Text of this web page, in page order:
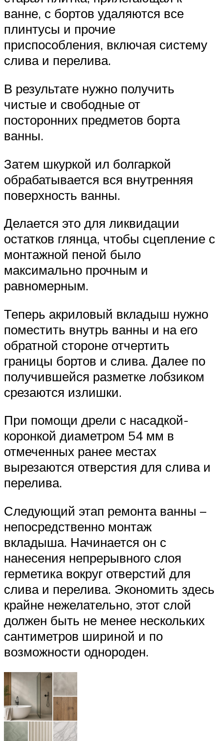
ванне, с бортов удаляются все
плинтусы и прочие
приспособления, включая систему
слива и перелива.
В результате нужно получить
чистые и свободные от
посторонних предметов борта
ванны.
Затем шкуркой ил болгаркой
обрабатывается вся внутренняя
поверхность ванны.
Делается это для ликвидации
остатков глянца, чтобы сцепление с
монтажной пеной было
максимально прочным и
равномерным.
Теперь акриловый вкладыш нужно
поместить внутрь ванны и на его
обратной стороне отчертить
границы бортов и слива. Далее по
получившейся разметке лобзиком
срезаются излишки.
При помощи дрели с насадкой-
коронкой диаметром 54 мм в
отмеченных ранее местах
вырезаются отверстия для слива и
перелива.
Следующий этап ремонта ванны –
непосредственно монтаж
вкладыша. Начинается он с
нанесения непрерывного слоя
герметика вокруг отверстий для
слива и перелива. Экономить здесь
крайне нежелательно, этот слой
должен быть не менее нескольких
сантиметров шириной и по
возможности однороден.